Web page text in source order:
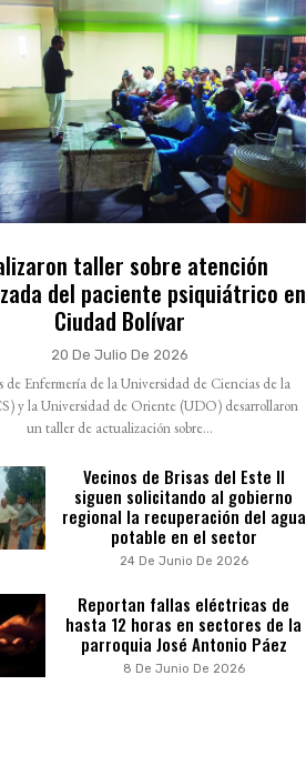
taller sobre atención
del paciente psiquiátrico en
Ciudad Bolívar
20 De Julio De 2026
de Enfermería de la Universidad de Ciencias de la
y la Universidad de Oriente (UDO) desarrollaron
un taller de actualización sobre...
Vecinos de Brisas del Este II
siguen solicitando al gobierno
regional la recuperación del agua
potable en el sector
24 De Junio De 2026
Reportan fallas eléctricas de
hasta 12 horas en sectores de la
parroquia José Antonio Páez
8 De Junio De 2026